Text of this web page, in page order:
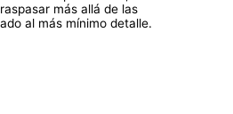
más allá de las
al más mínimo detalle.